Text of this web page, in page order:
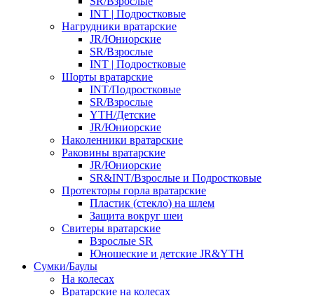
INT | Подростковые
Нагрудники вратарские
JR/Юниорские
SR/Взрослые
INT | Подростковые
Шорты вратарские
INT/Подростковые
SR/Взрослые
YTH/Детские
JR/Юниорские
Наколенники вратарские
Раковины вратарские
JR/Юниорские
SR&INT/Взрослые и Подростковые
Протекторы горла вратарские
Пластик (стекло) на шлем
Защита вокруг шеи
Свитеры вратарские
Взрослые SR
Юношеские и детские JR&YTH
Сумки/Баулы
На колесах
Вратарские на колесах